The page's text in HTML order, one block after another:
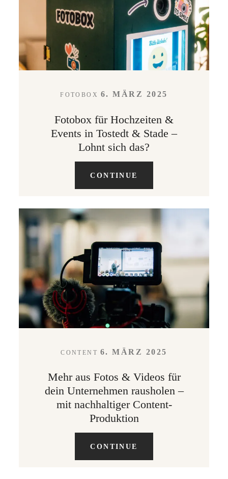
LEISTUNGEN
ABOUT
FOTOBOX 6. MÄRZ 2025
Fotobox für Hochzeiten &
Events in Tostedt & Stade –
Lohnt sich das?
CONTINUE
CONTENT 6. MÄRZ 2025
Mehr aus Fotos & Videos für
dein Unternehmen rausholen –
mit nachhaltiger Content-
Produktion
CONTINUE